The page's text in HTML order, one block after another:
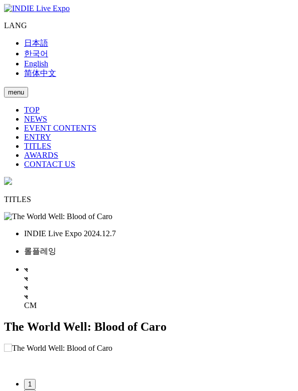
LANG
日本語
한국어
English
简体中文
menu
TOP
NEWS
EVENT CONTENTS
ENTRY
TITLES
AWARDS
CONTACT US
TITLES
INDIE Live Expo 2024.12.7
롤플레잉
CM
The World Well: Blood of Caro
1